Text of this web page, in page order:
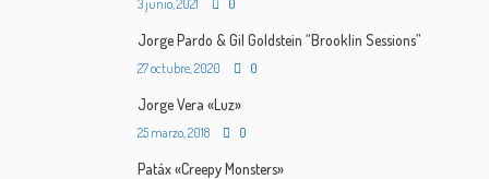
3 junio, 2021 0
Jorge Pardo & Gil Goldstein “Brooklin Sessions”
27 octubre, 2020 0
Jorge Vera «Luz»
25 marzo, 2018 0
Patáx «Creepy Monsters»